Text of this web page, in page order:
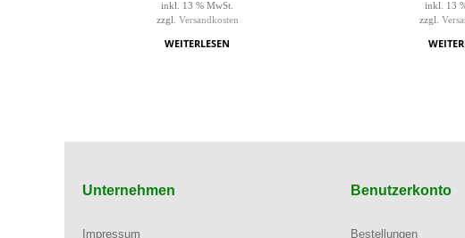
inkl. 13 % MwSt.
zzgl. Versandkosten
WEITERLESEN
inkl. 13
zzgl.
Unternehmen
Impressum
Benutzerkonto
Bestellungen